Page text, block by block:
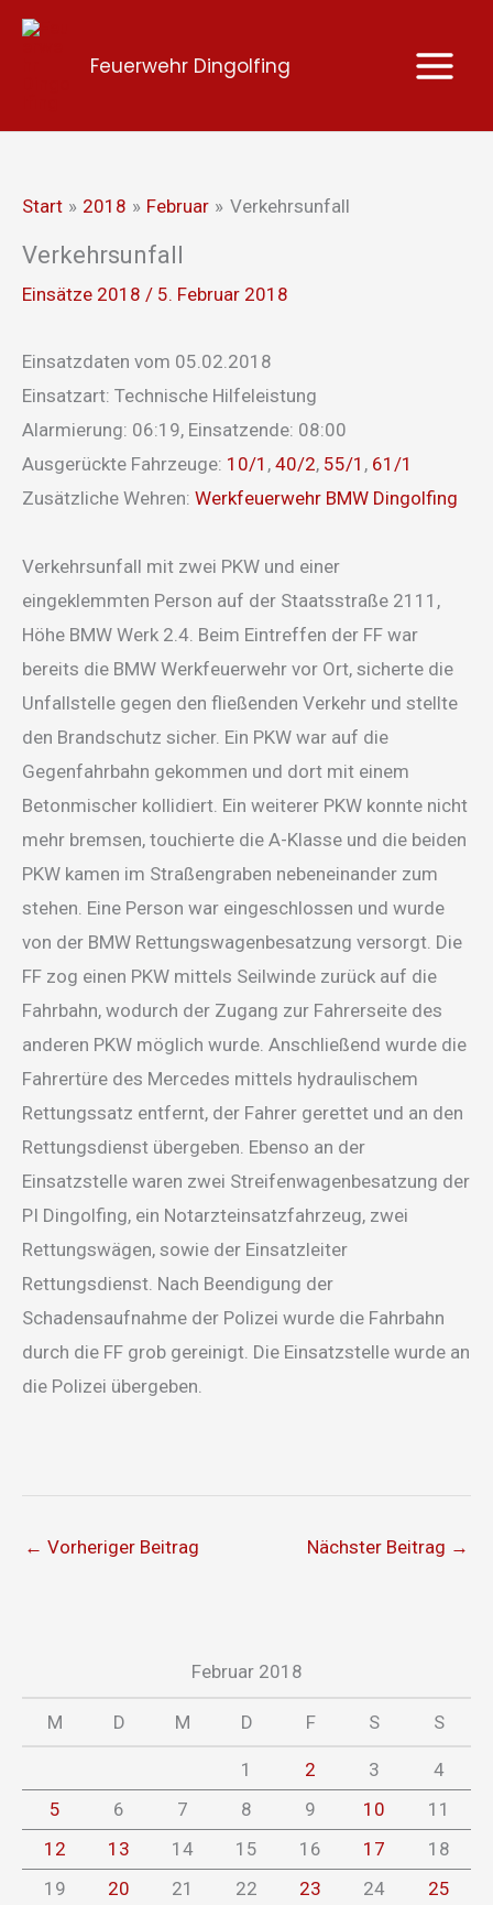
Zum
Feuerwehr Dingolfing
Start 2018 Februar Verkehrsunfall
Verkehrsunfall
Einsätze 2018 / 5. Februar 2018
Einsatzdaten vom 05.02.2018
Einsatzart: Technische Hilfeleistung
Alarmierung: 06:19, Einsatzende: 08:00
Ausgerückte Fahrzeuge: 10/1 , 40/2, 55/1 , 61/1
Zusätzliche Wehren: Werkfeuerwehr BMW Dingolfing
Verkehrsunfall mit zwei PKW und einer
eingeklemmten Person auf der Staatsstraße 2111,
Höhe BMW Werk 2.4. Beim Eintreffen der FF war
bereits die BMW Werkfeuerwehr vor Ort, sicherte die
Unfallstelle gegen den fließenden Verkehr und stellte
den Brandschutz sicher. Ein PKW war auf die
Gegenfahrbahn gekommen und dort mit einem
Betonmischer kollidiert. Ein weiterer PKW konnte nicht
mehr bremsen, touchierte die A-Klasse und die beiden
PKW kamen im Straßengraben nebeneinander zum
stehen. Eine Person war eingeschlossen und wurde
von der BMW Rettungswagenbesatzung versorgt. Die
FF zog einen PKW mittels Seilwinde zurück auf die
Fahrbahn, wodurch der Zugang zur Fahrerseite des
anderen PKW möglich wurde. Anschließend wurde die
Fahrertüre des Mercedes mittels hydraulischem
Rettungssatz entfernt, der Fahrer gerettet und an den
Rettungsdienst übergeben. Ebenso an der
Einsatzstelle waren zwei Streifenwagenbesatzung der
PI Dingolfing, ein Notarzteinsatzfahrzeug, zwei
Rettungswägen, sowie der Einsatzleiter
Rettungsdienst. Nach Beendigung der
Schadensaufnahme der Polizei wurde die Fahrbahn
durch die FF grob gereinigt. Die Einsatzstelle wurde an
die Polizei übergeben.
← Vorheriger Beitrag Nächster Beitrag →
Februar 2018
M D M D F S S
1 2 3
4
5
6 7 8 9 10
11
12
13 14 15 16 17
18
19
20 21 22 23 24
25